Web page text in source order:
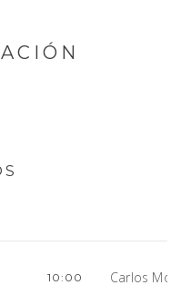
10:00 Carlos